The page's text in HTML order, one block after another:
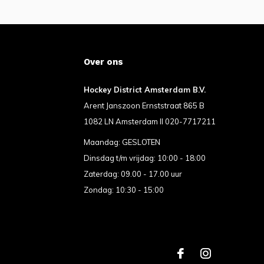
Over ons
Hockey District Amsterdam B.V.
Arent Janszoon Ernststraat 865 B
1082 LN Amsterdam II 020-7717211
Maandag: GESLOTEN
Dinsdag t/m vrijdag: 10:00 - 18:00
Zaterdag: 09.00 - 17.00 uur
Zondag: 10:30 - 15:00